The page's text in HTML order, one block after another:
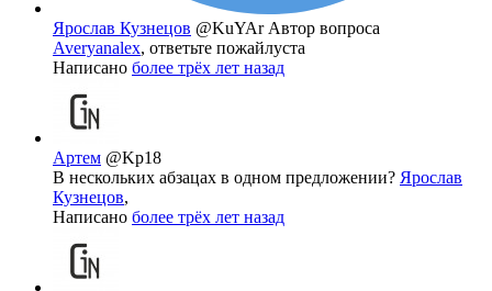
Ярослав Кузнецов @KuYAr Автор вопроса
Averyanalex, ответьте пожайлуста
Написано более трёх лет назад
Артем @Kp18
В нескольких абзацах в одном предложении? Ярослав
Кузнецов,
Написано более трёх лет назад